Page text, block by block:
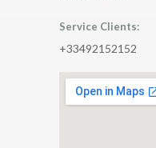
Service Clients:
+33492152152